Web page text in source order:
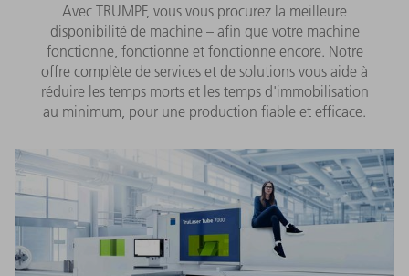
Avec TRUMPF, vous vous procurez la meilleure
disponibilité de machine – afin que votre machine
fonctionne, fonctionne et fonctionne encore. Notre
offre complète de services et de solutions vous aide à
réduire les temps morts et les temps d'immobilisation
au minimum, pour une production fiable et efficace.